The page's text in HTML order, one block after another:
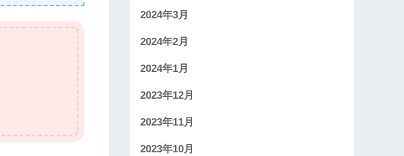
2024年3月
2024年2月
2024年1月
2023年12月
2023年11月
2023年10月